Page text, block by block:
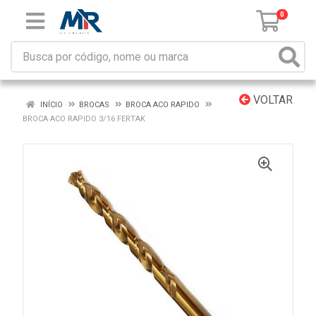
0
VOLTAR
INÍCIO BROCAS
BROCA ACO RAPIDO
BROCA ACO RAPIDO 3/16 FERTAK